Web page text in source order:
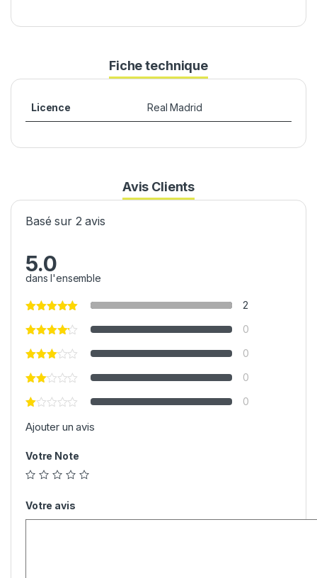
Fiche technique
Licence Real Madrid
Avis Clients
Basé sur 2 avis
5.0
dans l'ensemble
2
0
0
0
0
Ajouter un avis
Votre Note
Votre avis